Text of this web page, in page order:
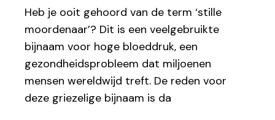
Heb je ooit gehoord van de term ‘stille
moordenaar’? Dit is een veelgebruikte
bijnaam voor hoge bloeddruk, een
gezondheidsprobleem dat miljoenen
mensen wereldwijd treft. De reden voor
deze griezelige bijnaam is da